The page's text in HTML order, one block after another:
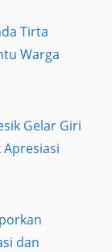
Tirta
Warga
Gelar Giri
dan